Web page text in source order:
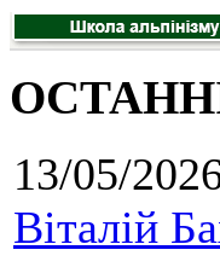
13/05/
Віталій